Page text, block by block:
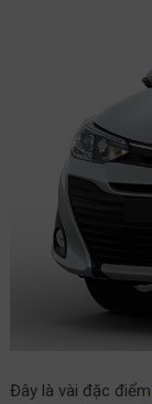
Đây là vài đặc điểm